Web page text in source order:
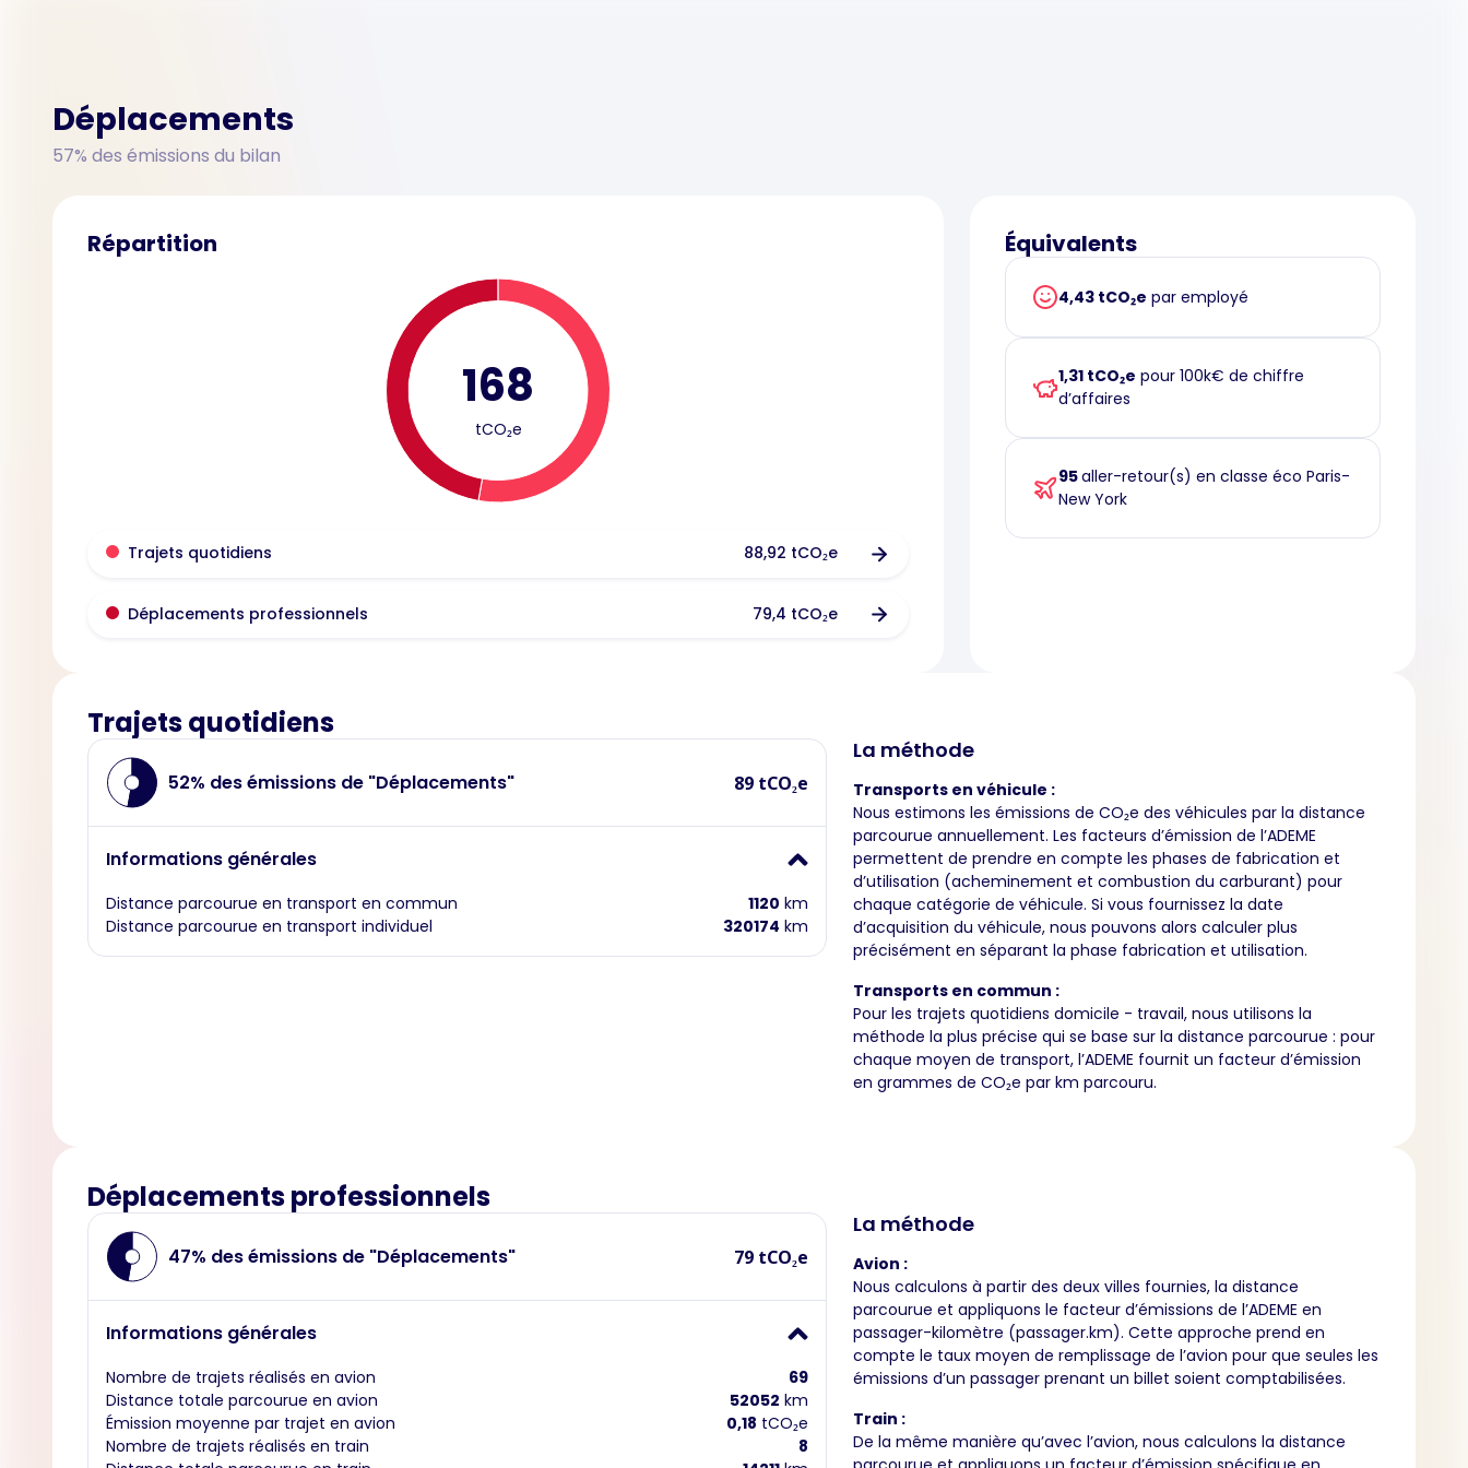
Déplacements
57% des émissions du bilan
Répartition
168
tCO₂e
Trajets quotidiens 88,92 tCO₂e
Déplacements professionnels 79,4 tCO₂e
Équivalents
4,43 tCO₂e par employé
1,31 tCO₂e pour 100k€ de chiffre
d’affaires
95aller-retour(s) en classe éco Paris-
New York
Trajets quotidiens
52% des émissions de "Déplacements" 89 tCO₂e
Informations générales
Distance parcourue en transport en commun 1120 km
Distance parcourue en transport individuel
320174 km
La méthode
Transports en véhicule :
Nous estimons les émissions de CO₂e des véhicules par la distance
parcourue annuellement. Les facteurs d’émission de l’ADEME
permettent de prendre en compte les phases de fabrication et
d’utilisation (acheminement et combustion du carburant) pour
chaque catégorie de véhicule. Si vous fournissez la date
d’acquisition du véhicule, nous pouvons alors calculer plus
précisément en séparant la phase fabrication et utilisation.
Transports en commun :
Pour les trajets quotidiens domicile - travail, nous utilisons la
méthode la plus précise qui se base sur la distance parcourue : pour
chaque moyen de transport, l’ADEME fournit un facteur d’émission
en grammes de CO₂e par km parcouru.
Déplacements professionnels
47% des émissions de "Déplacements" 79 tCO₂e
Informations générales
Nombre de trajets réalisés en avion
69
Distance totale parcourue en avion
52052 km
Émission moyenne par trajet en avion
0,18 tCO₂e
Nombre de trajets réalisés en train
8
La méthode
Avion :
Nous calculons à partir des deux villes fournies, la distance
parcourue et appliquons le facteur d’émissions de l’ADEME en
passager-kilomètre (passager.km). Cette approche prend en
compte le taux moyen de remplissage de l’avion pour que seules les
émissions d’un passager prenant un billet soient comptabilisées.
Train :
De la même manière qu’avec l’avion, nous calculons la distance